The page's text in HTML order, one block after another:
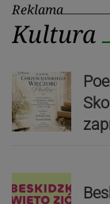
Reklama
Kultura